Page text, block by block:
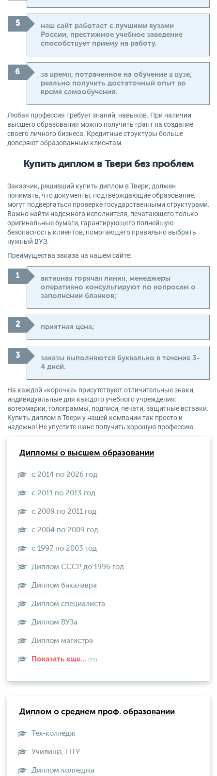
наш сайт работает с лучшими вузами
России, престижное учебное заведение
способствует приему на работу.
за время, потраченное на обучение в вузе,
реально получить достаточный опыт во
время самообучения.
Любая профессия требует знаний, навыков. При наличии
высшего образования можно получить грант на создание
своего личного бизнеса. Кредитные структуры больше
доверяют образованным клиентам.
Купить диплом в Твери без проблем
Заказчик, решивший купить диплом в Твери, должен
понимать, что документы, подтверждающие образование,
могут подвергаться проверке государственными структурами.
Важно найти надежного исполнителя, печатающего только
оригинальные бумаги, гарантирующего полнейшую
безопасность клиентов, помогающего правильно выбрать
нужный ВУЗ.
Преимущества заказа на нашем сайте:
активная горячая линия, менеджеры
оперативно консультируют по вопросам о
заполнении бланков;
приятная цена;
заказы выполняются буквально в течение 3-
4 дней.
На каждой «корочке» присутствуют отличительные знаки,
индивидуальные для каждого учебного учреждения:
вотермарки, голограммы, подписи, печати, защитные вставки.
Купить диплом в Твери у нашей компании так просто и
надежно! Не упустите шанс получить хорошую профессию.
Дипломы о высшем образовании
с 2014 по 2026 год
с 2011 по 2013 год
с 2009 по 2011 год
с 2004 по 2009 год
с 1997 по 2003 год
Диплом СССР до 1996 год
Диплом бакалавра
Диплом специалиста
Диплом ВУЗа
Диплом магистра
Показать еще... (11)
Диплом о среднем проф. образовании
Тех-колледж
Училища, ПТУ
Диплом колледжа